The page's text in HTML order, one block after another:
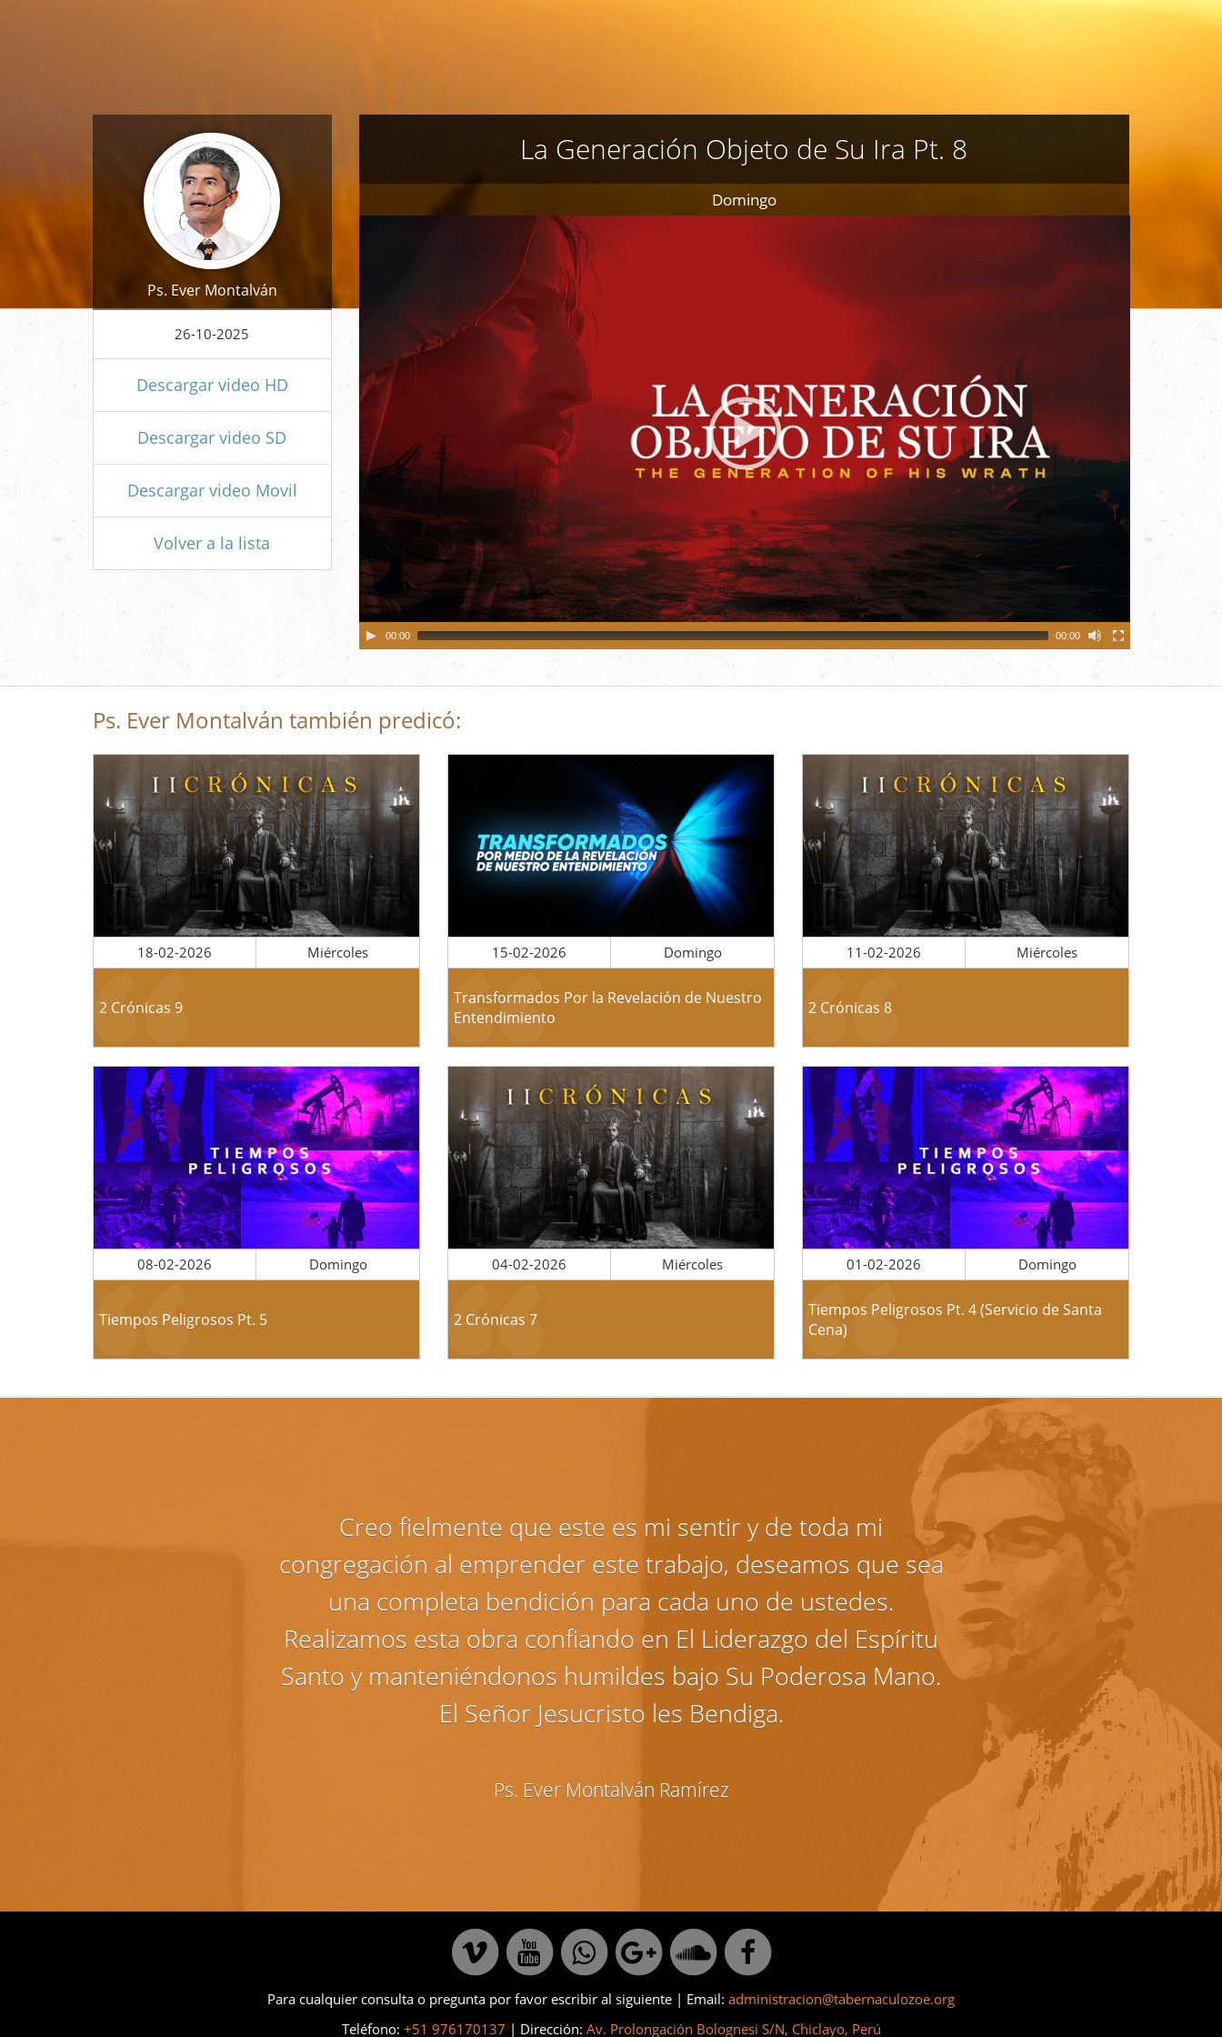
La Generación Objeto de Su Ira Pt. 8
Domingo
00:00 00:00
Ps. Ever Montalván
26-10-2025
Descargar video HD
Descargar video SD
Descargar video Movil
Volver a la lista
Ps. Ever Montalván también predicó:
18-02-2026 Miércoles
2 Crónicas 9
15-02-2026 Domingo
Transformados Por la Revelación de Nuestro
Entendimiento
11-02-2026 Miércoles
2 Crónicas 8
08-02-2026 Domingo
Tiempos Peligrosos Pt. 5
04-02-2026 Miércoles
2 Crónicas 7
01-02-2026 Domingo
Tiempos Peligrosos Pt. 4 (Servicio de Santa
Cena)
Creo fielmente que este es mi sentir y de toda mi
congregación al emprender este trabajo, deseamos que sea
una completa bendición para cada uno de ustedes.
Realizamos esta obra confiando en El Liderazgo del Espíritu
Santo y manteniéndonos humildes bajo Su Poderosa Mano.
El Señor Jesucristo les Bendiga.
Ps. Ever Montalván Ramírez
Para cualquier consulta o pregunta por favor escribir al siguiente | Email: administracion@tabernaculozoe.org
Teléfono: +51 976170137 | Dirección: Av. Prolongación Bolognesi S/N, Chiclayo, Perú